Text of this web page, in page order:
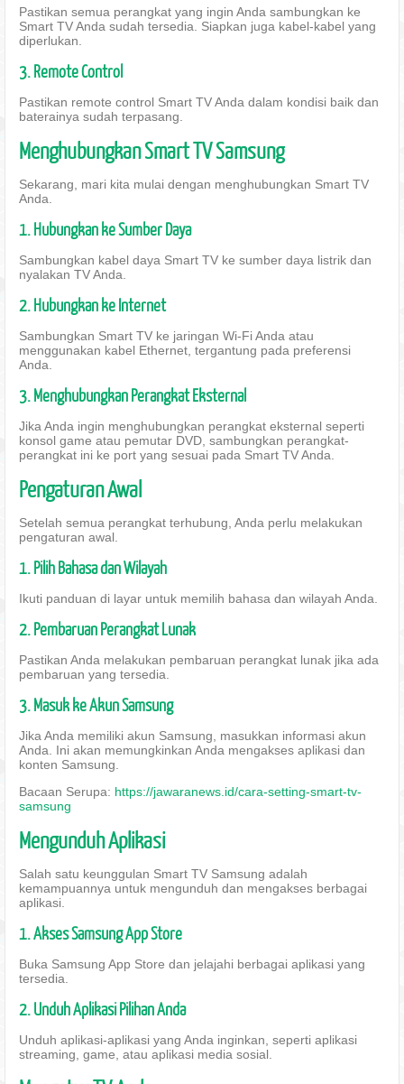
Pastikan semua perangkat yang ingin Anda sambungkan ke
Smart TV Anda sudah tersedia. Siapkan juga kabel-kabel yang
diperlukan.
3. Remote Control
Pastikan remote control Smart TV Anda dalam kondisi baik dan
baterainya sudah terpasang.
Menghubungkan Smart TV Samsung
Sekarang, mari kita mulai dengan menghubungkan Smart TV
Anda.
1. Hubungkan ke Sumber Daya
Sambungkan kabel daya Smart TV ke sumber daya listrik dan
nyalakan TV Anda.
2. Hubungkan ke Internet
Sambungkan Smart TV ke jaringan Wi-Fi Anda atau
menggunakan kabel Ethernet, tergantung pada preferensi
Anda.
3. Menghubungkan Perangkat Eksternal
Jika Anda ingin menghubungkan perangkat eksternal seperti
konsol game atau pemutar DVD, sambungkan perangkat-
perangkat ini ke port yang sesuai pada Smart TV Anda.
Pengaturan Awal
Setelah semua perangkat terhubung, Anda perlu melakukan
pengaturan awal.
1. Pilih Bahasa dan Wilayah
Ikuti panduan di layar untuk memilih bahasa dan wilayah Anda.
2. Pembaruan Perangkat Lunak
Pastikan Anda melakukan pembaruan perangkat lunak jika ada
pembaruan yang tersedia.
3. Masuk ke Akun Samsung
Jika Anda memiliki akun Samsung, masukkan informasi akun
Anda. Ini akan memungkinkan Anda mengakses aplikasi dan
konten Samsung.
Bacaan Serupa: https://jawaranews.id/cara-setting-smart-tv-
samsung
Mengunduh Aplikasi
Salah satu keunggulan Smart TV Samsung adalah
kemampuannya untuk mengunduh dan mengakses berbagai
aplikasi.
1. Akses Samsung App Store
Buka Samsung App Store dan jelajahi berbagai aplikasi yang
tersedia.
2. Unduh Aplikasi Pilihan Anda
Unduh aplikasi-aplikasi yang Anda inginkan, seperti aplikasi
streaming, game, atau aplikasi media sosial.